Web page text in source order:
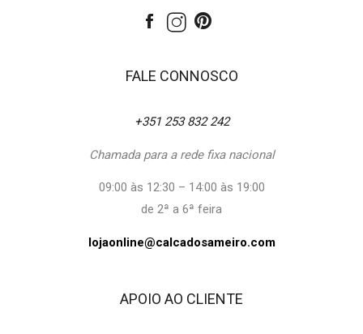
FALE CONNOSCO
+351 253 832 242
Chamada para a rede fixa nacional
09:00 às 12:30 – 14:00 às 19:00
de 2ª a 6ª feira
lojaonline@calcadosameiro.com
APOIO AO CLIENTE